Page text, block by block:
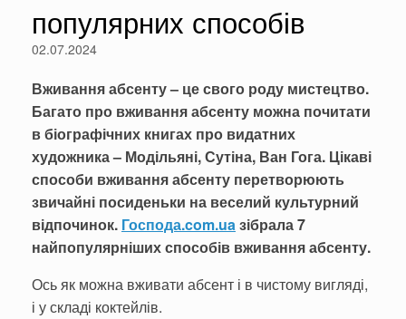
популярних способів
02.07.2024
Вживання абсенту – це свого роду мистецтво.
Багато про вживання абсенту можна почитати
в біографічних книгах про видатних
художника – Модільяні, Сутіна, Ван Гога. Цікаві
способи вживання абсенту перетворюють
звичайні посиденьки на веселий культурний
відпочинок. Господа.com.uaзібрала 7
найпопулярніших способів вживання абсенту.
Ось як можна вживати абсент і в чистому вигляді,
і у складі коктейлів.